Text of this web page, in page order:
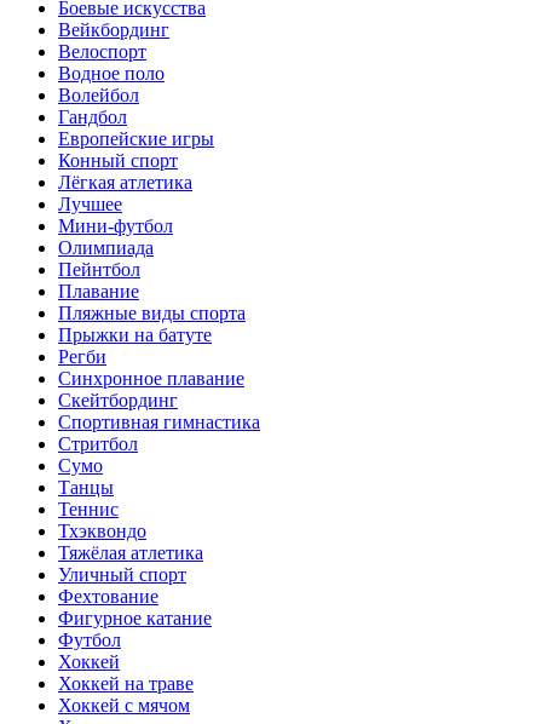
Боевые искусства
Вейкбординг
Велоспорт
Водное поло
Волейбол
Гандбол
Европейские игры
Конный спорт
Лёгкая атлетика
Лучшее
Мини-футбол
Олимпиада
Пейнтбол
Плавание
Пляжные виды спорта
Прыжки на батуте
Регби
Синхронное плавание
Скейтбординг
Спортивная гимнастика
Стритбол
Сумо
Танцы
Теннис
Тхэквондо
Тяжёлая атлетика
Уличный спорт
Фехтование
Фигурное катание
Футбол
Хоккей
Хоккей на траве
Хоккей с мячом